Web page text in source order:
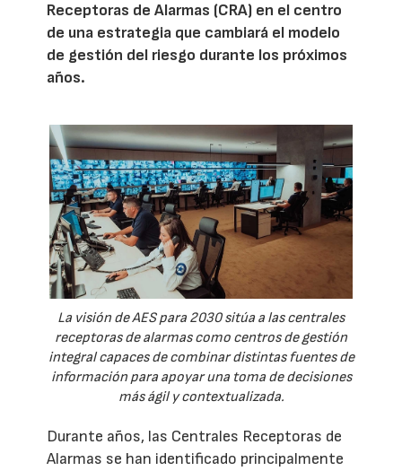
Receptoras de Alarmas (CRA) en el centro
de una estrategia que cambiará el modelo
de gestión del riesgo durante los próximos
años.
La visión de AES para 2030 sitúa a las centrales
receptoras de alarmas como centros de gestión
integral capaces de combinar distintas fuentes de
información para apoyar una toma de decisiones
más ágil y contextualizada.
Durante años, las Centrales Receptoras de
Alarmas se han identificado principalmente